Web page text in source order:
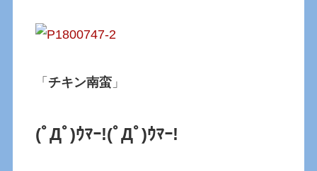
「 チキン南蛮 」
(ﾟДﾟ)ｳﾏｰ!(ﾟДﾟ)ｳﾏｰ!